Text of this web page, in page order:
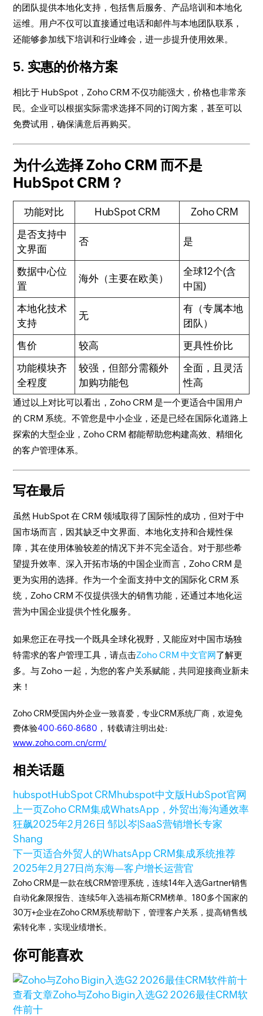
的团队提供本地化支持，包括售后服务、产品培训和本地化
运维。用户不仅可以直接通过电话和邮件与本地团队联系，
还能够参加线下培训和行业峰会，进一步提升使用效果。
5. 实惠的价格方案
相比于 HubSpot，Zoho CRM 不仅功能强大，价格也非常亲
民。企业可以根据实际需求选择不同的订阅方案，甚至可以
免费试用，确保满意后再购买。
为什么选择 Zoho CRM 而不是
HubSpot CRM？
功能对比 HubSpot CRM
Zoho CRM
是否支持中
文界面
否 是
数据中心位
置
海外（主要在欧美）
全球12个(含
中国)
本地化技术
支持
无
有（专属本地
团队）
售价
较高
更具性价比
功能模块齐
全程度
较强，但部分需额外
加购功能包
全面，且灵活
性高
通过以上对比可以看出，Zoho CRM 是一个更适合中国用户
的 CRM 系统。不管您是中小企业，还是已经在国际化道路上
探索的大型企业，Zoho CRM 都能帮助您构建高效、精细化
的客户管理体系。
写在最后
虽然 HubSpot 在 CRM 领域取得了国际性的成功，但对于中
国市场而言，因其缺乏中文界面、本地化支持和合规性保
障，其在使用体验较差的情况下并不完全适合。对于那些希
望提升效率、深入开拓市场的中国企业而言，Zoho CRM 是
更为实用的选择。作为一个全面支持中文的国际化 CRM 系
统，Zoho CRM 不仅提供强大的销售功能，还通过本地化运
营为中国企业提供个性化服务。
如果您正在寻找一个既具全球化视野，又能应对中国市场独
特需求的客户管理工具，请点击Zoho CRM 中文官网了解更
多。与 Zoho 一起，为您的客户关系赋能，共同迎接商业新未
来！
Zoho CRM受国内外企业一致喜爱，专业CRM系统厂商，欢迎免
费体验400-660-8680 ， 转载请注明出处:
www.zoho.com.cn/crm/
相关话题
hubspotHubSpot CRM hubspot中文版 HubSpot官网
上一页Zoho CRM集成WhatsApp，外贸出海沟通效率
狂飙2025年2月26日 邹以岑|SaaS营销增长专家
Shang
下一页适合外贸人的WhatsApp CRM集成系统推荐
2025年2月27日 尚东海—客户增长运营官
Zoho CRM是一款在线CRM管理系统，连续14年入选Gartner销售
自动化象限报告、连续5年入选福布斯CRM榜单。180多个国家的
30万+企业在Zoho CRM系统帮助下，管理客户关系，提高销售线
索转化率，实现业绩增长。
你可能喜欢
查看文章Zoho与Zoho Bigin入选G2 2026最佳CRM软
件前十